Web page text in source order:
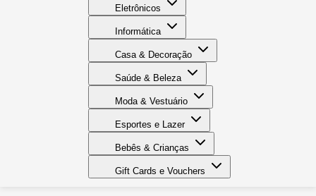
Eletrônicos
Informática
Casa & Decoração
Saúde & Beleza
Moda & Vestuário
Esportes e Lazer
Bebês & Crianças
Gift Cards e Vouchers